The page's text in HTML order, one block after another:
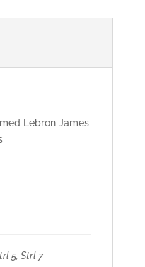
Lebron James
5, Strl 7